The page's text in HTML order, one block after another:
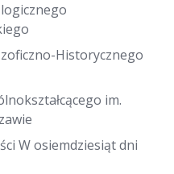
Historycznego
im.
W osiemdziesiąt dni